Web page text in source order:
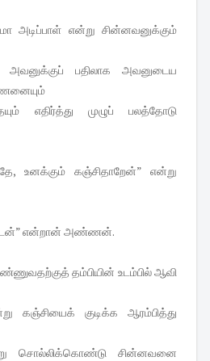
அடிப்பாள் என்று சின்னவனுக்கும்
பதிலாக அவனுடைய
எதிர்த்து முழுப் பலத்தோடு
உனக்கும் கஞ்சிதாறேன்” என்று
என்றான் அண்ணன்.
தம்பியின் உடம்பில் ஆவி
கஞ்சியைக் குடிக்க ஆரம்பித்து
சொல்லிக்கொண்டு சின்னவனை